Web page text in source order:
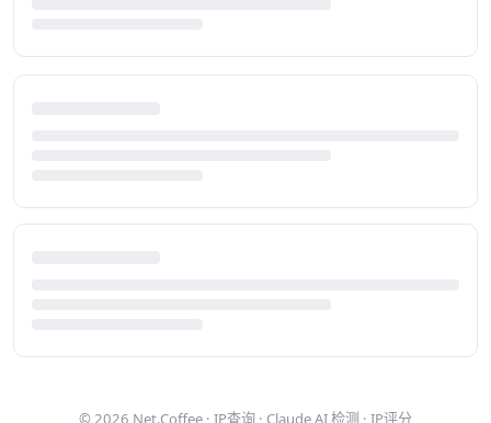
© 2026 Net.Coffee · IP查询 · Claude AI 检测 · IP评分